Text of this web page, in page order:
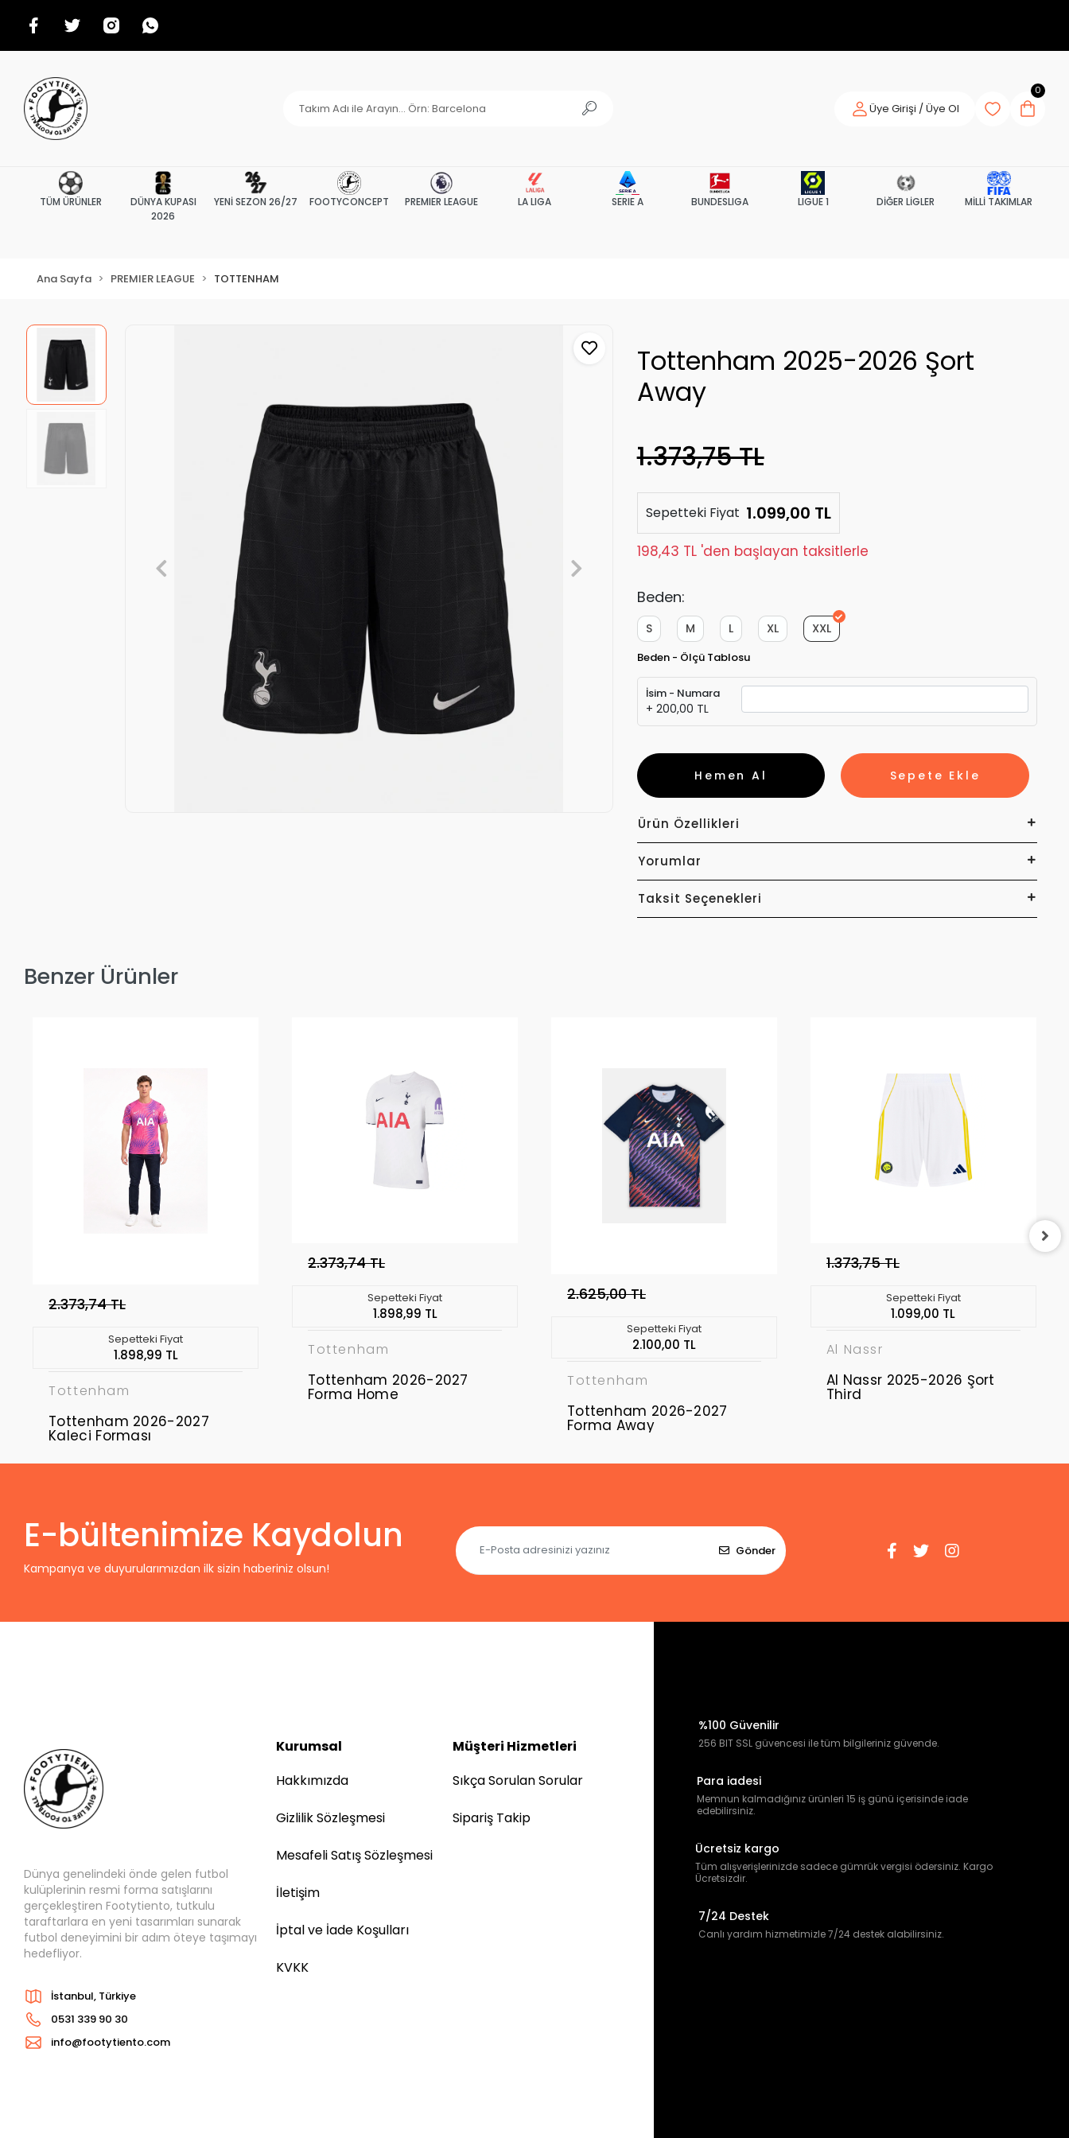
Üye Girişi / Üye Ol
0
TÜM ÜRÜNLER
DÜNYA KUPASI
2026
YENİ SEZON 26/27 FOOTYCONCEPT PREMIER LEAGUE LA LIGA SERIE A BUNDESLIGA LIGUE 1 DİĞER LİGLER MİLLİ TAKIMLAR
Ana Sayfa PREMIER LEAGUE TOTTENHAM
Tottenham 2025-2026 Şort
Away
1.373,75 TL
Sepetteki Fiyat 1.099,00 TL
198,43 TL 'den başlayan taksitlerle
Beden:
XXL
XL
L
M
S
Beden - Ölçü Tablosu
İsim - Numara
+ 200,00 TL
Sepete Ekle
Hemen Al
Ürün Özellikleri
Yorumlar
Taksit Seçenekleri
Benzer Ürünler
2.373,74 TL
Sepetteki Fiyat
1.898,99 TL
Tottenham
Tottenham 2026-2027
Kaleci Forması
2.373,74 TL
Sepetteki Fiyat
1.898,99 TL
Tottenham
Tottenham 2026-2027
Forma Home
2.625,00 TL
Sepetteki Fiyat
2.100,00 TL
Tottenham
Tottenham 2026-2027
Forma Away
1.373,75 TL
Sepetteki Fiyat
1.099,00 TL
Al Nassr
Al Nassr 2025-2026 Şort
Third
E-bültenimize Kaydolun
Kampanya ve duyurularımızdan ilk sizin haberiniz olsun!
Gönder
Dünya genelindeki önde gelen futbol
kulüplerinin resmi forma satışlarını
gerçekleştiren Footytiento, tutkulu
taraftarlara en yeni tasarımları sunarak
futbol deneyimini bir adım öteye taşımayı
hedefliyor.
İstanbul, Türkiye
0531 339 90 30
info@footytiento.com
Kurumsal
Hakkımızda
Gizlilik Sözleşmesi
Mesafeli Satış Sözleşmesi
İletişim
İptal ve İade Koşulları
KVKK
Müşteri Hizmetleri
Sıkça Sorulan Sorular
Sipariş Takip
%100 Güvenilir
256 BIT SSL güvencesi ile tüm bilgileriniz güvende.
Para iadesi
Memnun kalmadığınız ürünleri 15 iş günü içerisinde iade
edebilirsiniz.
Ücretsiz kargo
Tüm alışverişlerinizde sadece gümrük vergisi ödersiniz. Kargo
Ücretsizdir.
7/24 Destek
Canlı yardım hizmetimizle 7/24 destek alabilirsiniz.